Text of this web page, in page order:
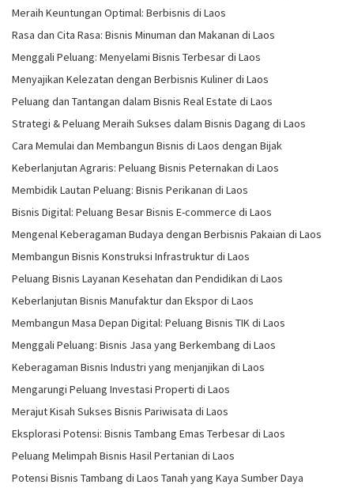
Meraih Keuntungan Optimal: Berbisnis di Laos
Rasa dan Cita Rasa: Bisnis Minuman dan Makanan di Laos
Menggali Peluang: Menyelami Bisnis Terbesar di Laos
Menyajikan Kelezatan dengan Berbisnis Kuliner di Laos
Peluang dan Tantangan dalam Bisnis Real Estate di Laos
Strategi & Peluang Meraih Sukses dalam Bisnis Dagang di Laos
Cara Memulai dan Membangun Bisnis di Laos dengan Bijak
Keberlanjutan Agraris: Peluang Bisnis Peternakan di Laos
Membidik Lautan Peluang: Bisnis Perikanan di Laos
Bisnis Digital: Peluang Besar Bisnis E-commerce di Laos
Mengenal Keberagaman Budaya dengan Berbisnis Pakaian di Laos
Membangun Bisnis Konstruksi Infrastruktur di Laos
Peluang Bisnis Layanan Kesehatan dan Pendidikan di Laos
Keberlanjutan Bisnis Manufaktur dan Ekspor di Laos
Membangun Masa Depan Digital: Peluang Bisnis TIK di Laos
Menggali Peluang: Bisnis Jasa yang Berkembang di Laos
Keberagaman Bisnis Industri yang menjanjikan di Laos
Mengarungi Peluang Investasi Properti di Laos
Merajut Kisah Sukses Bisnis Pariwisata di Laos
Eksplorasi Potensi: Bisnis Tambang Emas Terbesar di Laos
Peluang Melimpah Bisnis Hasil Pertanian di Laos
Potensi Bisnis Tambang di Laos Tanah yang Kaya Sumber Daya